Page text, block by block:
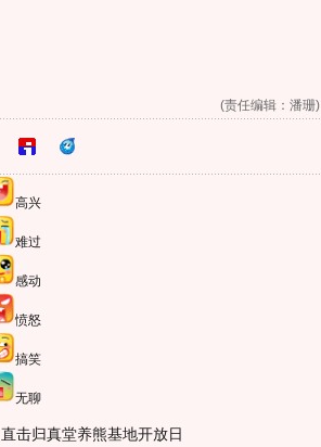
(责任编辑：潘珊)
高兴
难过
感动
愤怒
搞笑
无聊
直击归真堂养熊基地开放日